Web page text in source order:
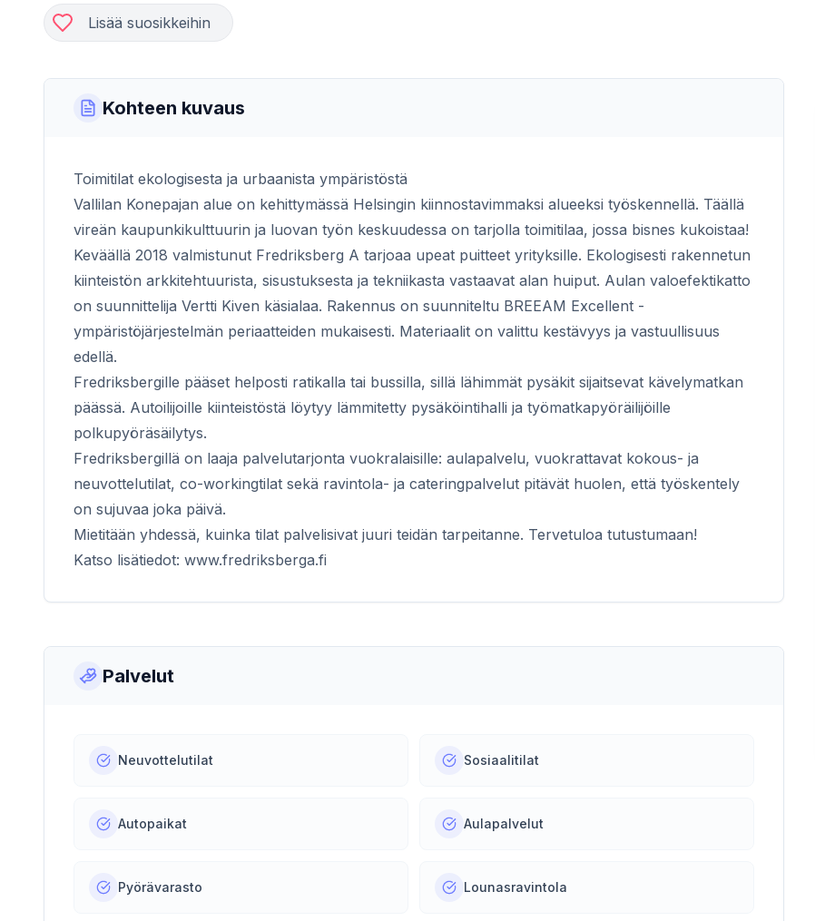
Lisää suosikkeihin
Kohteen kuvaus
Toimitilat ekologisesta ja urbaanista ympäristöstä
Vallilan Konepajan alue on kehittymässä Helsingin kiinnostavimmaksi alueeksi työskennellä. Täällä
vireän kaupunkikulttuurin ja luovan työn keskuudessa on tarjolla toimitilaa, jossa bisnes kukoistaa!
Keväällä 2018 valmistunut Fredriksberg A tarjoaa upeat puitteet yrityksille. Ekologisesti rakennetun
kiinteistön arkkitehtuurista, sisustuksesta ja tekniikasta vastaavat alan huiput. Aulan valoefektikatto
on suunnittelija Vertti Kiven käsialaa. Rakennus on suunniteltu BREEAM Excellent -
ympäristöjärjestelmän periaatteiden mukaisesti. Materiaalit on valittu kestävyys ja vastuullisuus
edellä.
Fredriksbergille pääset helposti ratikalla tai bussilla, sillä lähimmät pysäkit sijaitsevat kävelymatkan
päässä. Autoilijoille kiinteistöstä löytyy lämmitetty pysäköintihalli ja työmatkapyöräilijöille
polkupyöräsäilytys.
Fredriksbergillä on laaja palvelutarjonta vuokralaisille: aulapalvelu, vuokrattavat kokous- ja
neuvottelutilat, co-workingtilat sekä ravintola- ja cateringpalvelut pitävät huolen, että työskentely
on sujuvaa joka päivä.
Mietitään yhdessä, kuinka tilat palvelisivat juuri teidän tarpeitanne. Tervetuloa tutustumaan!
Katso lisätiedot: www.fredriksberga.fi
Palvelut
Neuvottelutilat Sosiaalitilat
Autopaikat Aulapalvelut
Pyörävarasto Lounasravintola